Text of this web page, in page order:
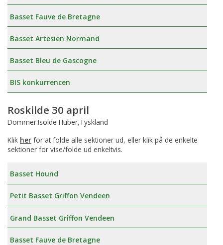
Basset Fauve de Bretagne
Basset Artesien Normand
Basset Bleu de Gascogne
BIS konkurrencen
Roskilde 30 april
Dommer:Isolde Huber,Tyskland
Klik her for at folde alle sektioner ud, eller klik på de enkelte
sektioner for vise/folde ud enkeltvis.
Basset Hound
Petit Basset Griffon Vendeen
Grand Basset Griffon Vendeen
Basset Fauve de Bretagne